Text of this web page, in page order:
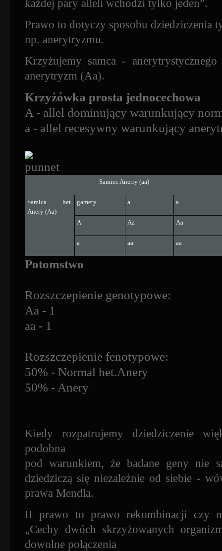
każdej pary alleli wchodzi tylko jeden”.
Prawo to dotyczy sposobu dziedziczenia
np. anerytryzmu.
Krzyżujemy samca -
anerytryzm (Aa).
Krzyżówka prosta jednocechowa
A - allel dominujący warunkujący
a - allel recesywny warunkujący
Samiec Anerry (aa)
Samica het.
Anery (Aa)
gamety a a
A Aa Aa
a aa aa
Potomstwo
Rozszczepienie genotypowe:
Aa - 1
aa - 1
Rozszczepienie fenotypowe:
50% - Normal het.Anery
50% - Anery
Kiedy rozpatrujemy dziedziczenie
podobna
pod warunkiem, że badane geny nie
dziedziczą się niezależnie od siebie -
prawa Mendla.
II prawo to prawo rekombinacji czy
„Cechy dwóch skrzyżowanych
dowolne połączenia